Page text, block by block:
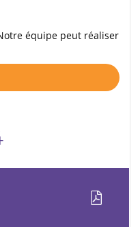
équipe peut réaliser